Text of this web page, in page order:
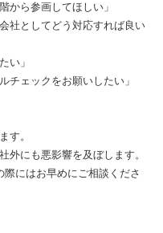
から参画してほしい」
社としてどう対応すれば良い
い」
チェックをお願いしたい」
す。
外にも悪影響を及ぼします。
にはお早めにご相談くださ